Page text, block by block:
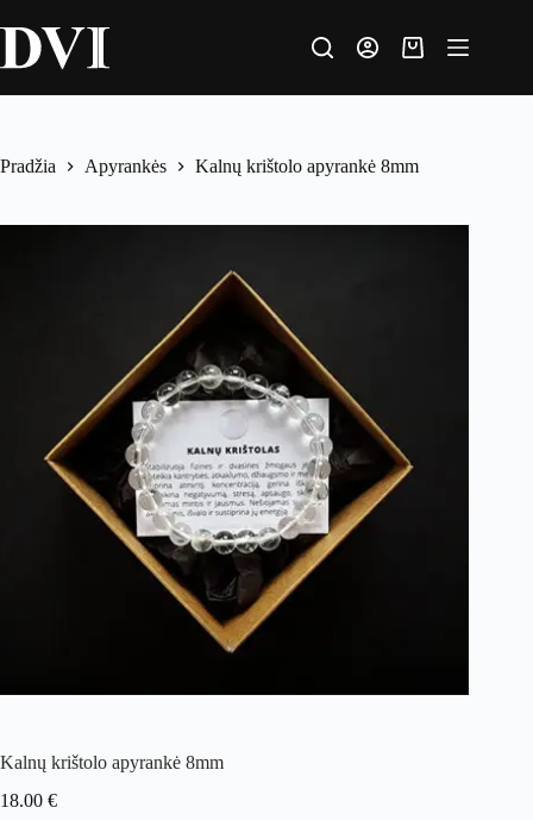
Pradžia Apyrankės Kalnų krištolo apyrankė 8mm
Kalnų krištolo apyrankė 8mm
18.00 €